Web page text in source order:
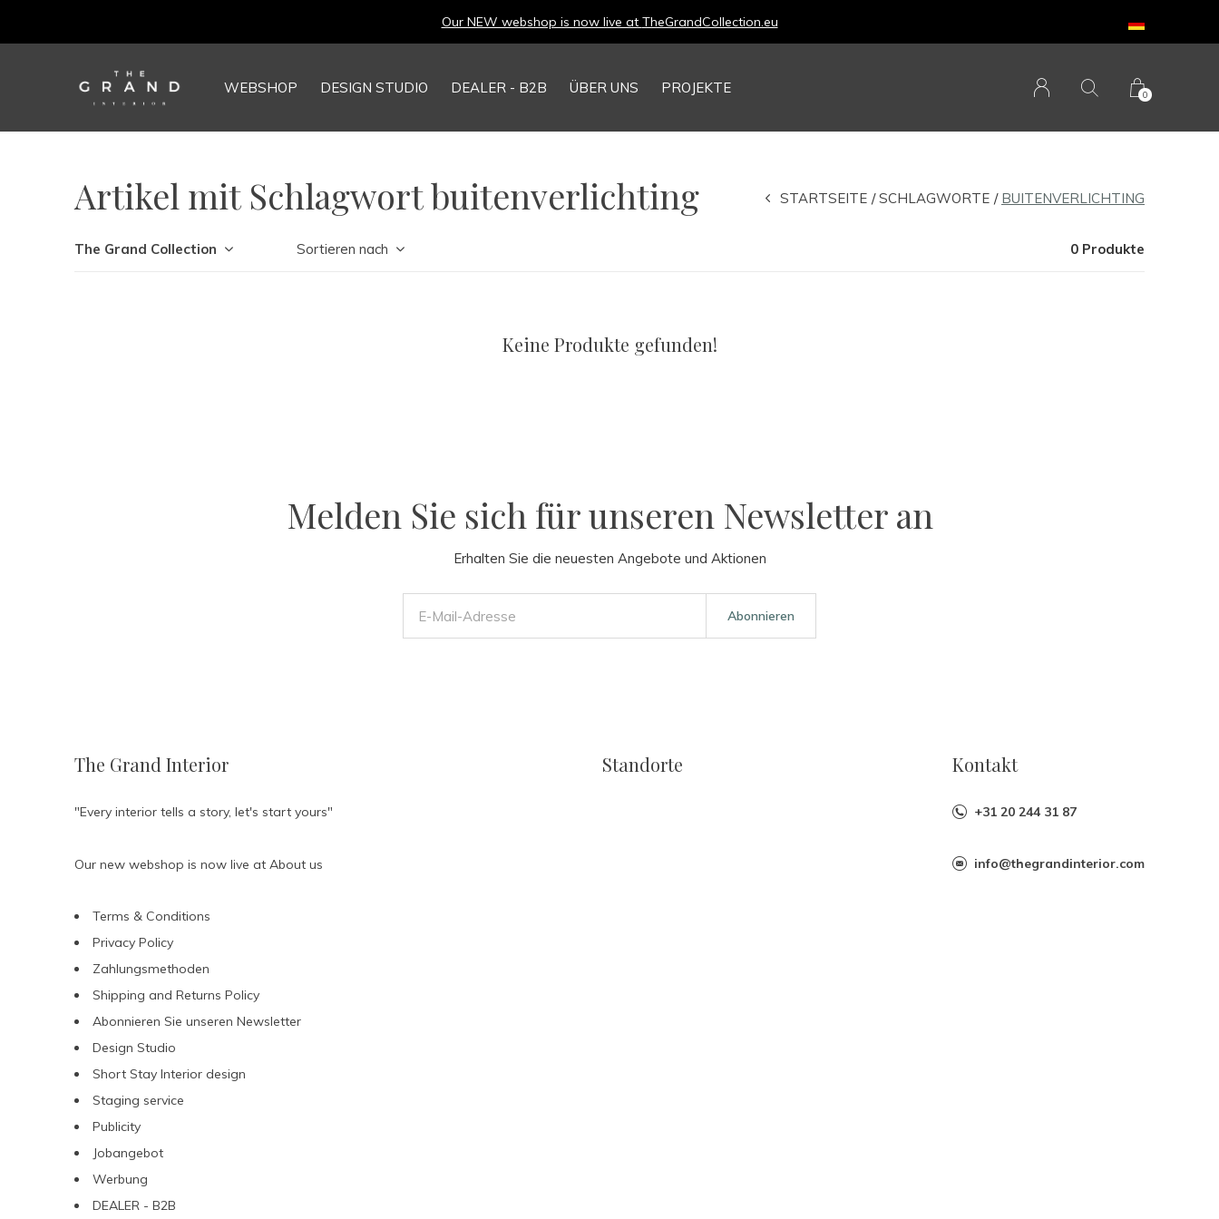
WEBSHOP DESIGN STUDIO DEALER - B2B ÜBER UNS PROJEKTE 0
Our NEW webshop is now live at TheGrandCollection.eu
Artikel mit Schlagwort buitenverlichting STARTSEITE SCHLAGWORTE BUITENVERLICHTING
The Grand Collection Sortieren nach 0 Produkte
Keine Produkte gefunden!
Melden Sie sich für unseren Newsletter an
Erhalten Sie die neuesten Angebote und Aktionen
Abonnieren
The Grand Interior
"Every interior tells a story, let's start yours"
Our new webshop is now live at About us
Terms & Conditions
Privacy Policy
Zahlungsmethoden
Shipping and Returns Policy
Abonnieren Sie unseren Newsletter
Design Studio
Short Stay Interior design
Staging service
Publicity
Jobangebot
Werbung
DEALER - B2B
Standorte Kontakt
+31 20 244 31 87
info@thegrandinterior.com